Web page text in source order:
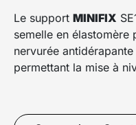
Le support MINIFIX
semelle en élastomère
nervurée
permettant la mise à